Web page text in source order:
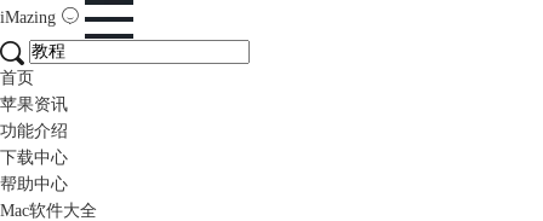
iMazing
首页
苹果资讯
功能介绍
下载中心
帮助中心
Mac软件大全